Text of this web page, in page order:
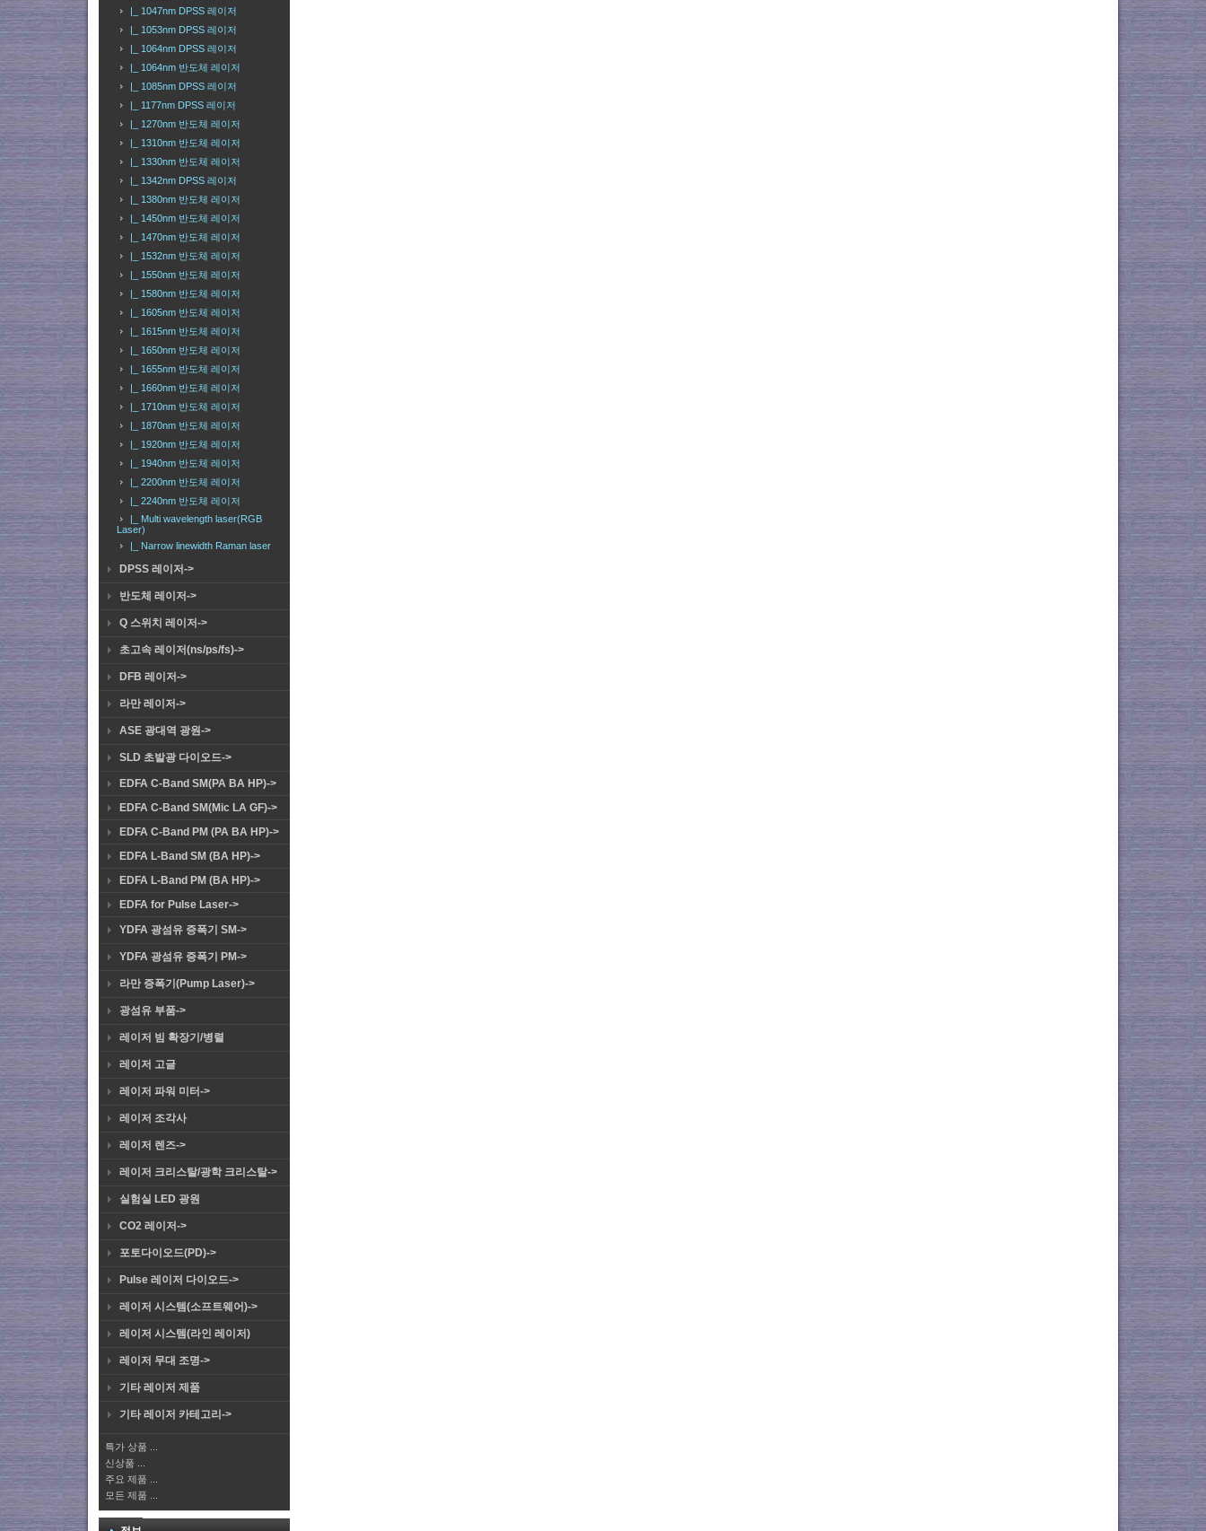
|_ 1047nm DPSS 레이저
|_ 1053nm DPSS 레이저
|_ 1064nm DPSS 레이저
|_ 1064nm 반도체 레이저
|_ 1085nm DPSS 레이저
|_ 1177nm DPSS 레이저
|_ 1270nm 반도체 레이저
|_ 1310nm 반도체 레이저
|_ 1330nm 반도체 레이저
|_ 1342nm DPSS 레이저
|_ 1380nm 반도체 레이저
|_ 1450nm 반도체 레이저
|_ 1470nm 반도체 레이저
|_ 1532nm 반도체 레이저
|_ 1550nm 반도체 레이저
|_ 1580nm 반도체 레이저
|_ 1605nm 반도체 레이저
|_ 1615nm 반도체 레이저
|_ 1650nm 반도체 레이저
|_ 1655nm 반도체 레이저
|_ 1660nm 반도체 레이저
|_ 1710nm 반도체 레이저
|_ 1870nm 반도체 레이저
|_ 1920nm 반도체 레이저
|_ 1940nm 반도체 레이저
|_ 2200nm 반도체 레이저
|_ 2240nm 반도체 레이저
|_ Multi wavelength laser(RGB
Laser)
|_ Narrow linewidth Raman laser
DPSS 레이저->
반도체 레이저->
Q 스위치 레이저->
초고속 레이저(ns/ps/fs)->
DFB 레이저->
라만 레이저->
ASE 광대역 광원->
SLD 초발광 다이오드->
EDFA C-Band SM(PA BA HP)->
EDFA C-Band SM(Mic LA GF)->
EDFA C-Band PM (PA BA HP)->
EDFA L-Band SM (BA HP)->
EDFA L-Band PM (BA HP)->
EDFA for Pulse Laser->
YDFA 광섬유 증폭기 SM->
YDFA 광섬유 증폭기 PM->
라만 증폭기(Pump Laser)->
광섬유 부품->
레이저 빔 확장기/병렬
레이저 고글
레이저 파워 미터->
레이저 조각사
레이저 렌즈->
레이저 크리스탈/광학 크리스탈->
실험실 LED 광원
CO2 레이저->
포토다이오드(PD)->
Pulse 레이저 다이오드->
레이저 시스템(소프트웨어)->
레이저 시스템(라인 레이저)
레이저 무대 조명->
기타 레이저 제품
기타 레이저 카테고리->
특가 상품 ...
신상품 ...
주요 제품 ...
모든 제품 ...